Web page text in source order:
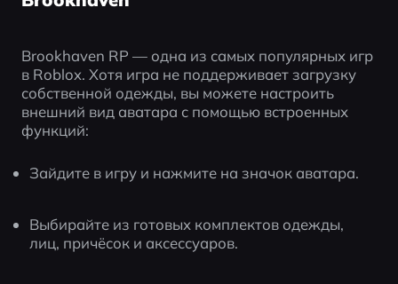
Brookhaven RP — одна из самых популярных игр
в Roblox. Хотя игра не поддерживает загрузку
собственной одежды, вы можете настроить
внешний вид аватара с помощью встроенных
функций:
Зайдите в игру и нажмите на значок аватара.
Выбирайте из готовых комплектов одежды,
лиц, причёсок и аксессуаров.